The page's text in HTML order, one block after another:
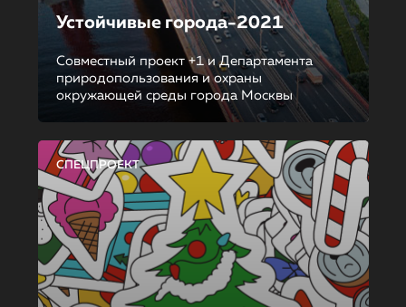
Устойчивые города-2021
Совместный проект +1 и Департамента
природопользования и охраны
окружающей среды города Москвы
СПЕЦПРОЕКТ